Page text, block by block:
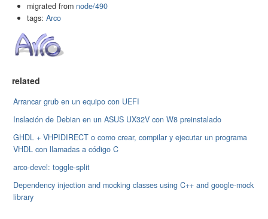
migrated from node/490
tags: Arco
related
Arrancar grub en un equipo con UEFI
Inslación de Debian en un ASUS UX32V con W8 preinstalado
GHDL + VHPIDIRECT o como crear, compilar y ejecutar un programa
VHDL con llamadas a código C
arco-devel: toggle-split
Dependency injection and mocking classes using C++ and google-mock
library